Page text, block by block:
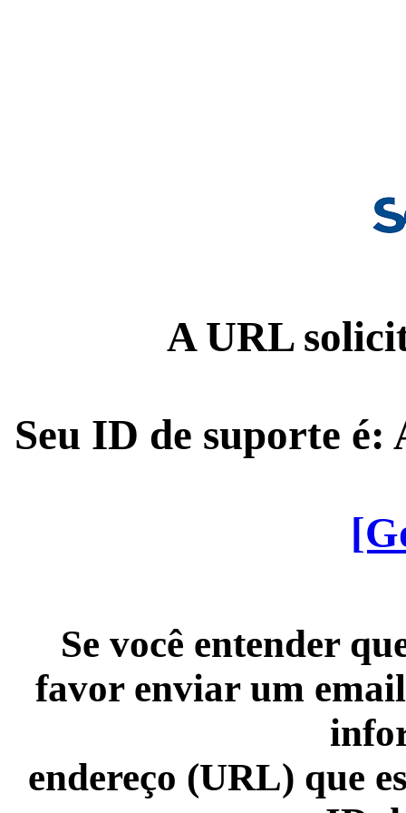
A URL
Seu ID de suporte é:
Se você entender
favor enviar um
endereço (URL) que